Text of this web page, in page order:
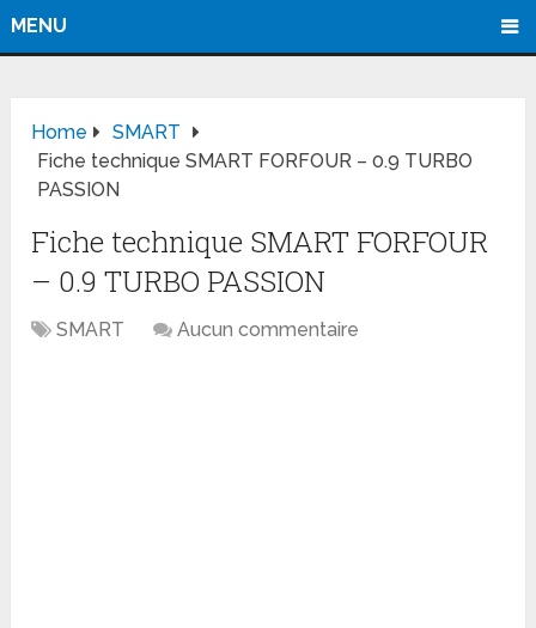
MENU
Home
SMART
Fiche technique SMART FORFOUR – 0.9 TURBO
PASSION
Fiche technique SMART FORFOUR
– 0.9 TURBO PASSION
SMART Aucun commentaire